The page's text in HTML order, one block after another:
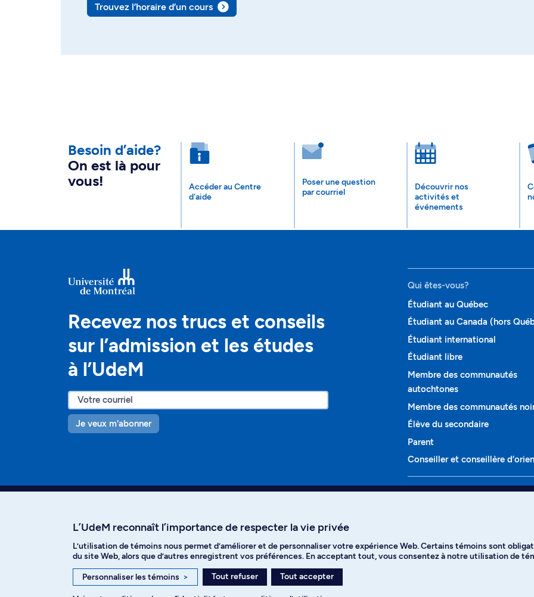
Trouvez l’horaire d’un cours
Besoin d’aide?
On est là pour
vous!
Accéder au Centre
d'aide
Poser une question
par courriel
Découvrir nos
activités et
événements
Recevez nos trucs et conseils
sur l’admission et les études
à l’UdeM
Je veux m'abonner
Qui êtes-vous?
Étudiant au Québec
Étudiant au Canada (hors
Étudiant international
Étudiant libre
Membre des communautés
autochtones
Membre des communautés
Élève du secondaire
Parent
Conseiller et conseillère
Programmes et cours
Facebook Instagram TikTok YouTube Spotify
L’UdeM reconnaît l’importance de respecter la vie privée
L’utilisation de témoins nous permet d’améliorer et de personnaliser votre expérience Web. Certains témoins sont
du site Web, alors que d’autres enregistrent vos préférences. En acceptant tout, vous consentez à notre utilisation de
Personnaliser les témoins > Tout refuser Tout accepter